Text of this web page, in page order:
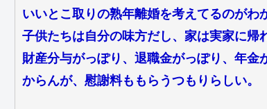
いいとこ取りの熟年離婚を考えてるのがわ
子供たちは自分の味方だし、家は実家に帰
財産分与がっぽり、退職金がっぽり、年
からんが、慰謝料ももらうつもりらしい。